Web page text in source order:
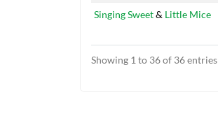
Singing Sweet& Little Mice
Showing 1 to 36 of 36 entries